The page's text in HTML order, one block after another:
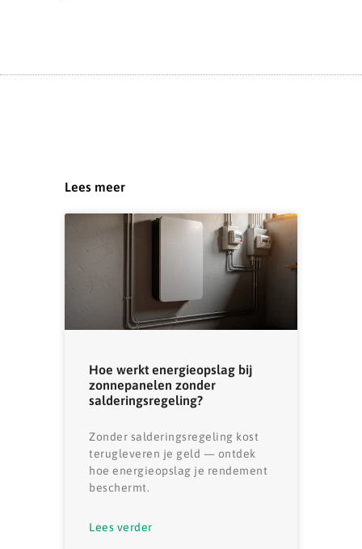
Lees meer
Hoe werkt energieopslag bij
zonnepanelen zonder
salderingsregeling?
Zonder salderingsregeling kost
terugleveren je geld — ontdek
hoe energieopslag je rendement
beschermt.
Lees verder